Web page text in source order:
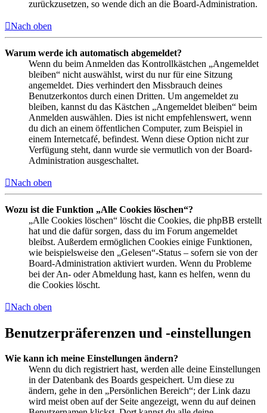
zurückzusetzen, so wende dich an die Board-Administration.
Nach oben
Warum werde ich automatisch abgemeldet?
Wenn du beim Anmelden das Kontrollkästchen „Angemeldet
bleiben“ nicht auswählst, wirst du nur für eine Sitzung
angemeldet. Dies verhindert den Missbrauch deines
Benutzerkontos durch einen Dritten. Um angemeldet zu
bleiben, kannst du das Kästchen „Angemeldet bleiben“ beim
Anmelden auswählen. Dies ist nicht empfehlenswert, wenn
du dich an einem öffentlichen Computer, zum Beispiel in
einem Internetcafé, befindest. Wenn diese Option nicht zur
Verfügung steht, dann wurde sie vermutlich von der Board-
Administration ausgeschaltet.
Nach oben
Wozu ist die Funktion „Alle Cookies löschen“?
„Alle Cookies löschen“ löscht die Cookies, die phpBB erstellt
hat und die dafür sorgen, dass du im Forum angemeldet
bleibst. Außerdem ermöglichen Cookies einige Funktionen,
wie beispielsweise den „Gelesen“-Status – sofern sie von der
Board-Administration aktiviert wurden. Wenn du Probleme
bei der An- oder Abmeldung hast, kann es helfen, wenn du
die Cookies löscht.
Nach oben
Benutzerpräferenzen und -einstellungen
Wie kann ich meine Einstellungen ändern?
Wenn du dich registriert hast, werden alle deine Einstellungen
in der Datenbank des Boards gespeichert. Um diese zu
ändern, gehe in den „Persönlichen Bereich“; der Link dazu
wird meist oben auf der Seite angezeigt, wenn du auf deinen